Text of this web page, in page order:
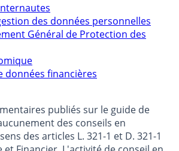
des données personnelles
Général de Protection des
données financières
publiés sur le guide de
des conseils en
des articles L. 321-1 et D. 321-1